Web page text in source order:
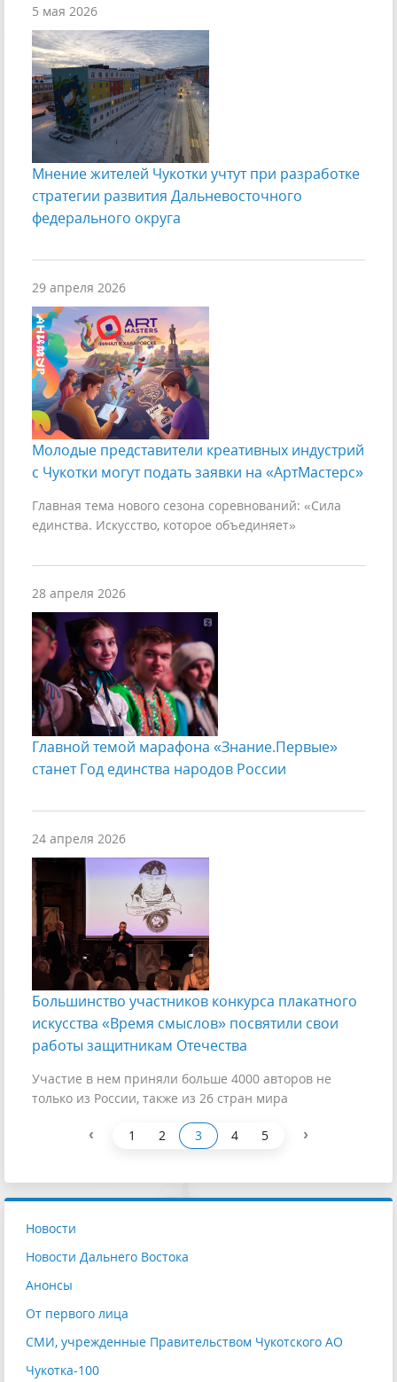
5 мая 2026
Мнение жителей Чукотки учтут при разработке
стратегии развития Дальневосточного
федерального округа
29 апреля 2026
Молодые представители креативных индустрий
с Чукотки могут подать заявки на «АртМастерс»
Главная тема нового сезона соревнований: «Сила
единства. Искусство, которое объединяет»
28 апреля 2026
Главной темой марафона «Знание.Первые»
станет Год единства народов России
24 апреля 2026
Большинство участников конкурса плакатного
искусства «Время смыслов» посвятили свои
работы защитникам Отечества
Участие в нем приняли больше 4000 авторов не
только из России, также из 26 стран мира
‹ 1 2 3 4 5 ›
Новости
Новости Дальнего Востока
Анонсы
От первого лица
СМИ, учрежденные Правительством Чукотского АО
Чукотка-100